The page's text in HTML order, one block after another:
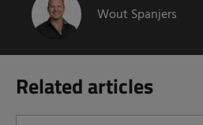
Wout Spanjers
Related articles